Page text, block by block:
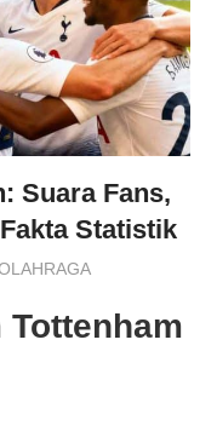
Suara Fans,
Statistik